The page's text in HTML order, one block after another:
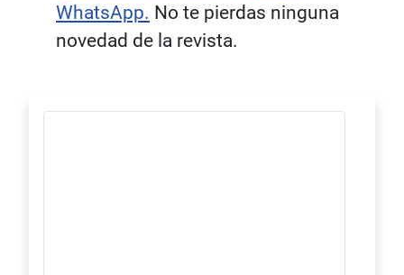
WhatsApp. No te pierdas ninguna
novedad de la revista.